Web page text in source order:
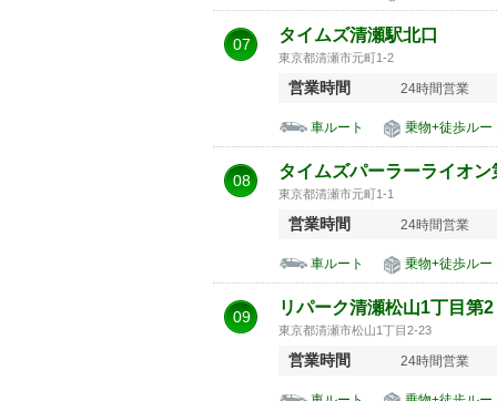
07 タイムズ清瀬駅北口
東京都清瀬市元町1-2
営業時間 24時間営業
車ルート 乗物+徒歩ルー
08 タイムズパーラーライオン
東京都清瀬市元町1-1
営業時間 24時間営業
車ルート 乗物+徒歩ルー
09 リパーク清瀬松山1丁目第2
東京都清瀬市松山1丁目2-23
営業時間 24時間営業